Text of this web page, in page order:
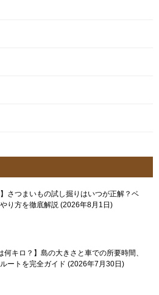
】さつまいもの試し掘りはいつが正解？ベ
り方を徹底解説 2026年8月1日
何キロ？】島の大きさと車での所要時間、
ートを完全ガイド 2026年7月30日